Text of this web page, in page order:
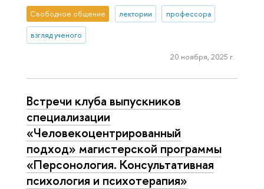
Свободное общение лектории профессора
взгляд ученого
20 ноября, 2025 г.
Встречи клуба выпускников
специализации
«Человекоцентрированный
подход» магистерской программы
«Персонология. Консультативная
психология и психотерапия»